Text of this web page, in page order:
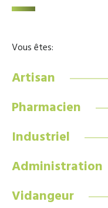
Vous êtes:
Artisan
Pharmacien
Industriel
Administration
Vidangeur